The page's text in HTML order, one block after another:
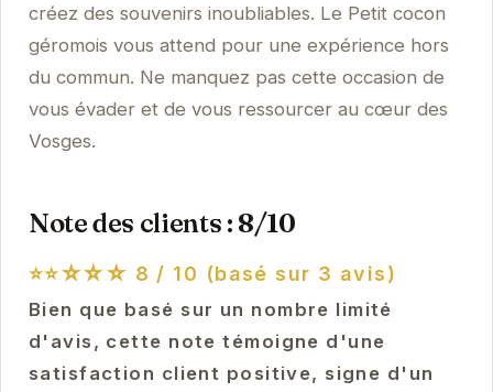
créez des souvenirs inoubliables. Le Petit cocon
géromois vous attend pour une expérience hors
du commun. Ne manquez pas cette occasion de
vous évader et de vous ressourcer au cœur des
Vosges.
Note des clients : 8/10
⭐⭐☆☆☆ 8 / 10 (basé sur 3 avis)
Bien que basé sur un nombre limité
d'avis, cette note témoigne d'une
satisfaction client positive, signe d'un